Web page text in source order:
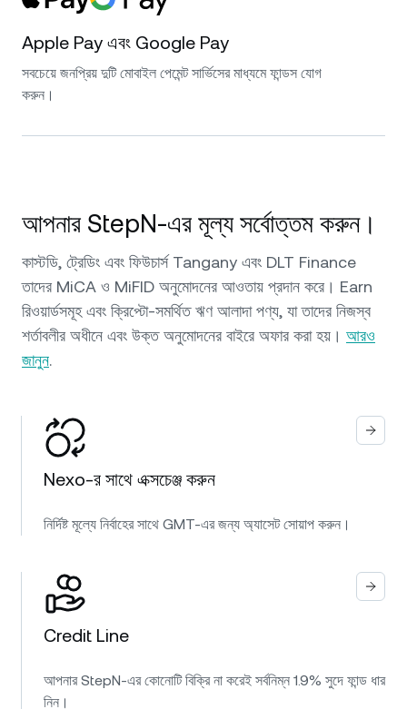
Apple Pay এবং Google Pay
সবচেয়ে জনপ্রিয় দুটি মোবাইল পেমেন্ট সার্ভিসের মাধ্যমে ফান্ডস যোগ
করুন।
আপনার StepN-এর মূল্য সর্বোত্তম করুন।
কাস্টডি, ট্রেডিং এবং ফিউচার্স Tangany এবং DLT Finance
তাদের MiCA ও MiFID অনুমোদনের আওতায় প্রদান করে। Earn
রিওয়ার্ডসমূহ এবং ক্রিপ্টো-সমর্থিত ঋণ আলাদা পণ্য, যা তাদের নিজস্ব
শর্তাবলীর অধীনে এবং উক্ত অনুমোদনের বাইরে অফার করা হয়। আরও
জানুন.
Nexo-র সাথে এক্সচেঞ্জ করুন
নির্দিষ্ট মূল্যে নির্বাহের সাথে GMT-এর জন্য অ্যাসেট সোয়াপ করুন।
Credit Line
আপনার StepN-এর কোনোটি বিক্রি না করেই সর্বনিম্ন 1.9% সুদে ফান্ড ধার
নিন।